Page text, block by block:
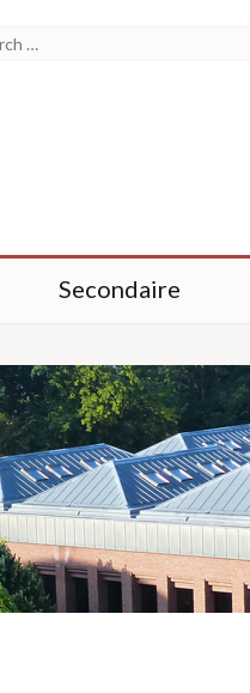
Secondaire